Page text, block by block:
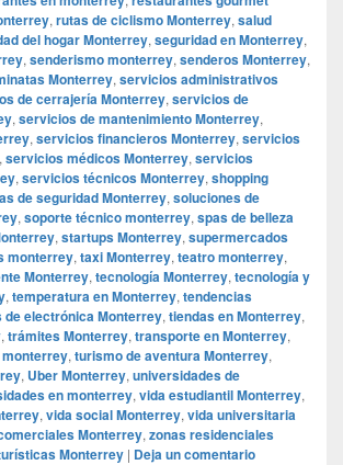
, rutas de ciclismo Monterrey, salud
del hogar Monterrey, seguridad en Monterrey,
, senderismo monterrey, senderos Monterrey,
Monterrey, servicios administrativos
de cerrajería Monterrey, servicios de
, servicios de mantenimiento Monterrey,
, servicios financieros Monterrey, servicios
, servicios médicos Monterrey, servicios
, servicios técnicos Monterrey, shopping
de seguridad Monterrey, soluciones de
, soporte técnico monterrey, spas de belleza
, startups Monterrey, supermercados
monterrey, taxi Monterrey, teatro monterrey,
Monterrey, tecnología Monterrey, tecnología y
, temperatura en Monterrey, tendencias
de electrónica Monterrey, tiendas en Monterrey,
, trámites Monterrey, transporte en Monterrey,
, turismo de aventura Monterrey,
, Uber Monterrey, universidades de
en monterrey, vida estudiantil Monterrey,
, vida social Monterrey, vida universitaria
Monterrey, zonas residenciales
Monterrey | Deja un comentario